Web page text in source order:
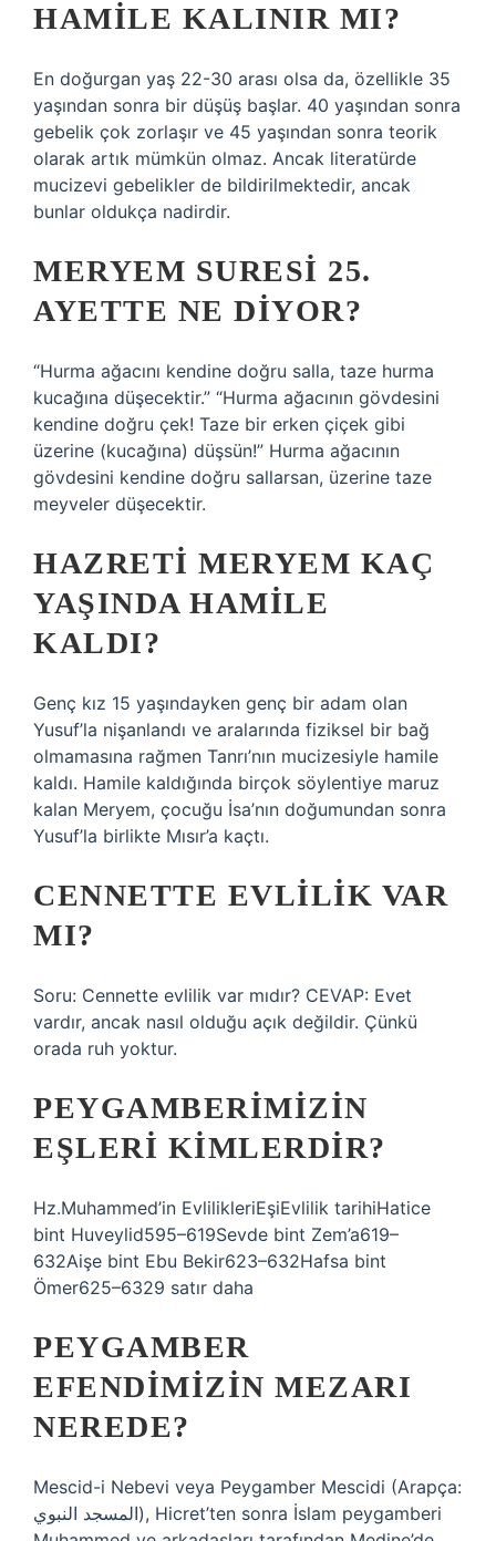
HAMILE KALINIR MI?
En doğurgan yaş 22-30 arası olsa da, özellikle 35
yaşından sonra bir düşüş başlar. 40 yaşından sonra
gebelik çok zorlaşır ve 45 yaşından sonra teorik
olarak artık mümkün olmaz. Ancak literatürde
mucizevi gebelikler de bildirilmektedir, ancak
bunlar oldukça nadirdir.
MERYEM SURESI 25.
AYETTE NE DIYOR?
“Hurma ağacını kendine doğru salla, taze hurma
kucağına düşecektir.” “Hurma ağacının gövdesini
kendine doğru çek! Taze bir erken çiçek gibi
üzerine (kucağına) düşsün!” Hurma ağacının
gövdesini kendine doğru sallarsan, üzerine taze
meyveler düşecektir.
HAZRETI MERYEM KAÇ
YAŞINDA HAMILE
KALDI?
Genç kız 15 yaşındayken genç bir adam olan
Yusuf’la nişanlandı ve aralarında fiziksel bir bağ
olmamasına rağmen Tanrı’nın mucizesiyle hamile
kaldı. Hamile kaldığında birçok söylentiye maruz
kalan Meryem, çocuğu İsa’nın doğumundan sonra
Yusuf’la birlikte Mısır’a kaçtı.
CENNETTE EVLILIK VAR
MI?
Soru: Cennette evlilik var mıdır? CEVAP: Evet
vardır, ancak nasıl olduğu açık değildir. Çünkü
orada ruh yoktur.
PEYGAMBERIMIZIN
EŞLERI KIMLERDIR?
Hz.Muhammed’in EvlilikleriEşiEvlilik tarihiHatice
bint Huveylid595–619Sevde bint Zem’a619–
632Aişe bint Ebu Bekir623–632Hafsa bint
Ömer625–6329 satır daha
PEYGAMBER
EFENDIMIZIN MEZARI
NEREDE?
Mescid-i Nebevi veya Peygamber Mescidi (Arapça:
المسجد النبوي), Hicret’ten sonra İslam peygamberi